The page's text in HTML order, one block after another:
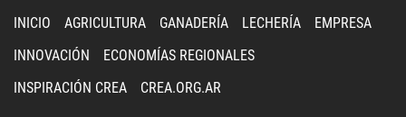
INICIO AGRICULTURA GANADERÍA LECHERÍA
EMPRESA
INNOVACIÓN
ECONOMÍAS REGIONALES
INSPIRACIÓN CREA
CREA.ORG.AR